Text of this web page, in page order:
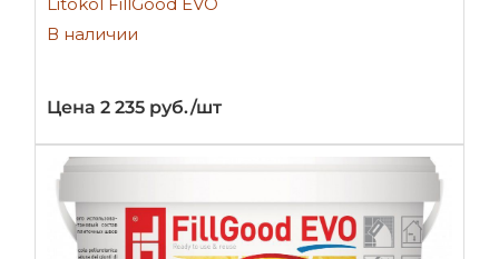
В наличии
Цена 2 235 руб./шт